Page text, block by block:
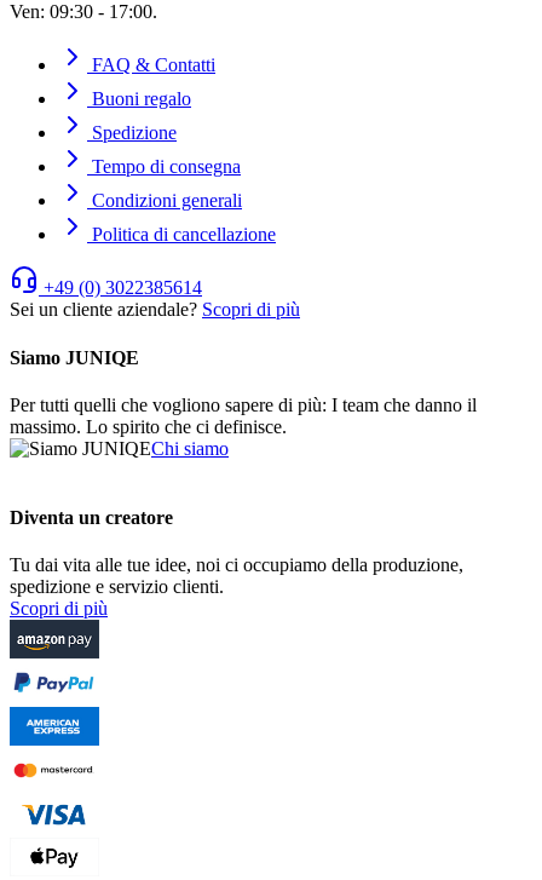
Ven: 09:30 - 17:00.
FAQ & Contatti
Buoni regalo
Spedizione
Tempo di consegna
Condizioni generali
Politica di cancellazione
+49 (0) 3022385614
Sei un cliente aziendale? Scopri di più
Siamo JUNIQE
Per tutti quelli che vogliono sapere di più: I team che danno il
massimo. Lo spirito che ci definisce.
Chi siamo
Diventa un creatore
Tu dai vita alle tue idee, noi ci occupiamo della produzione,
spedizione e servizio clienti.
Scopri di più